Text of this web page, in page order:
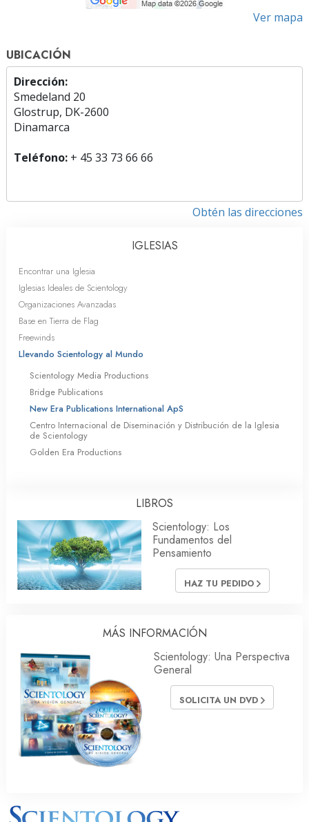
Ver mapa
UBICACIÓN
Dirección:
Smedeland 20
Glostrup, DK-2600
Dinamarca
Teléfono: + 45 33 73 66 66
Obtén las direcciones
IGLESIAS
Encontrar una Iglesia
Iglesias Ideales de Scientology
Organizaciones Avanzadas
Base en Tierra de Flag
Freewinds
Llevando Scientology al Mundo
Scientology Media Productions
Bridge Publications
New Era Publications International ApS
Centro Internacional de Diseminación y Distribución de la Iglesia
de Scientology
Golden Era Productions
LIBROS
Scientology: Los
Fundamentos del
Pensamiento
HAZ TU PEDIDO
MÁS INFORMACIÓN
Scientology: Una Perspectiva
General
SOLICITA UN DVD